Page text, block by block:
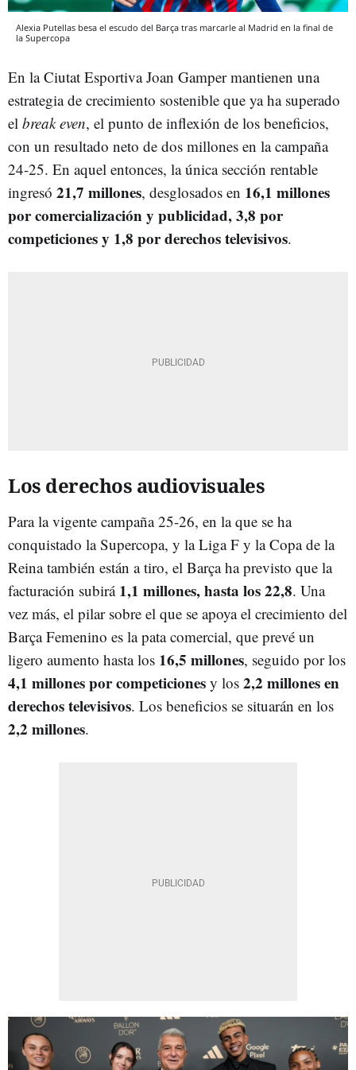
Alexia Putellas besa el escudo del Barça tras marcarle al Madrid en la final de
la Supercopa
En la Ciutat Esportiva Joan Gamper mantienen una
estrategia de crecimiento sostenible que ya ha superado
el break even, el punto de inflexión de los beneficios,
con un resultado neto de dos millones en la campaña
24-25. En aquel entonces, la única sección rentable
ingresó 21,7 millones, desglosados en 16,1 millones
por comercialización y publicidad, 3,8 por
competiciones y 1,8 por derechos televisivos.
Los derechos audiovisuales
Para la vigente campaña 25-26, en la que se ha
conquistado la Supercopa, y la Liga F y la Copa de la
Reina también están a tiro, el Barça ha previsto que la
facturación subirá 1,1 millones, hasta los 22,8. Una
vez más, el pilar sobre el que se apoya el crecimiento del
Barça Femenino es la pata comercial, que prevé un
ligero aumento hasta los 16,5 millones, seguido por los
4,1 millones por competiciones y los 2,2 millones en
derechos televisivos. Los beneficios se situarán en los
2,2 millones.